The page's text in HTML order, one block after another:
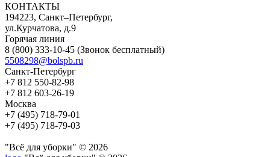
КОНТАКТЫ
194223, Санкт–Петербург,
ул.Курчатова, д.9
Горячая линия
8 (800) 333-10-45 (Звонок бесплатный)
5508298@bolspb.ru
Санкт-Петербург
+7 812 550-82-98
+7 812 603-26-19
Москва
+7 (495) 718-79-01
+7 (495) 718-79-03
"Всё для уборки" © 2026